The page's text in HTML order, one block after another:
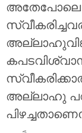
അതേപോലെ
അല്ലാഹു